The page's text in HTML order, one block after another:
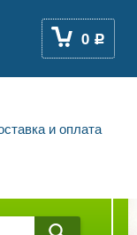
0 Р
и оплата